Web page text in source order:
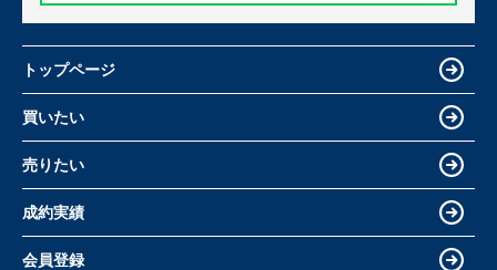
トップページ
買いたい
売りたい
成約実績
会員登録